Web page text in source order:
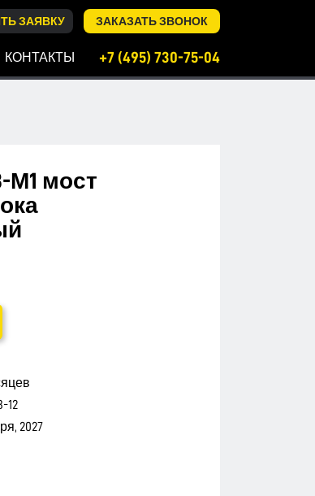
ЗАЯВКУ ЗАКАЗАТЬ ЗВОНОК
КОНТАКТЫ +7 (495) 730-75-04
М1 мост
12
2027